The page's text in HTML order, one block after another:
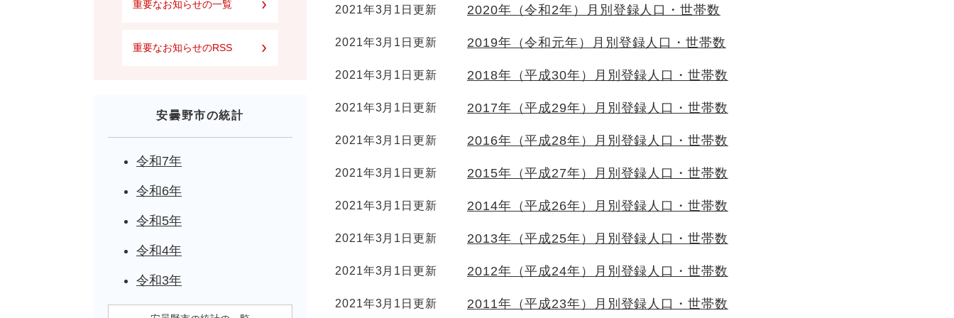
2021年3月1日更新 2020年（令和2年）月別登録人口・世帯数
2021年3月1日更新 2019年（令和元年）月別登録人口・世帯数
2021年3月1日更新 2018年（平成30年）月別登録人口・世帯数
2021年3月1日更新 2017年（平成29年）月別登録人口・世帯数
2021年3月1日更新 2016年（平成28年）月別登録人口・世帯数
2021年3月1日更新 2015年（平成27年）月別登録人口・世帯数
2021年3月1日更新 2014年（平成26年）月別登録人口・世帯数
2021年3月1日更新 2013年（平成25年）月別登録人口・世帯数
2021年3月1日更新 2012年（平成24年）月別登録人口・世帯数
2021年3月1日更新 2011年（平成23年）月別登録人口・世帯数
重要なお知らせの一覧
重要なお知らせのRSS
安曇野市の統計
令和7年
令和6年
令和5年
令和4年
令和3年